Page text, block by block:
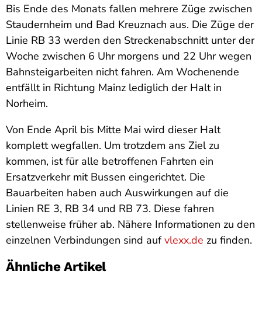
Bis Ende des Monats fallen mehrere Züge zwischen
Staudernheim und Bad Kreuznach aus. Die Züge der
Linie RB 33 werden den Streckenabschnitt unter der
Woche zwischen 6 Uhr morgens und 22 Uhr wegen
Bahnsteigarbeiten nicht fahren. Am Wochenende
entfällt in Richtung Mainz lediglich der Halt in
Norheim.
Von Ende April bis Mitte Mai wird dieser Halt
komplett wegfallen. Um trotzdem ans Ziel zu
kommen, ist für alle betroffenen Fahrten ein
Ersatzverkehr mit Bussen eingerichtet. Die
Bauarbeiten haben auch Auswirkungen auf die
Linien RE 3, RB 34 und RB 73. Diese fahren
stellenweise früher ab. Nähere Informationen zu den
einzelnen Verbindungen sind aufvlexx.de zu finden.
Ähnliche Artikel